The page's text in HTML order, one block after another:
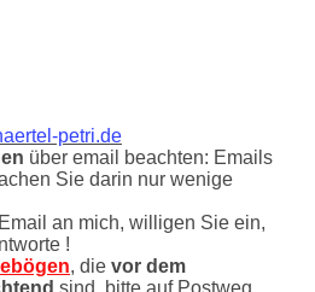
petri.de
über email beachten: Emails
Sie darin nur wenige
an mich, willigen Sie ein,
!
, die vor dem